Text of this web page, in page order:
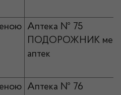
Аптека № 75
ПОДОРОЖНИК
аптек
Аптека № 76